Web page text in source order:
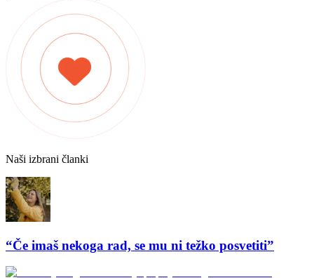
Naši izbrani članki
“Če imaš nekoga rad, se mu ni težko posvetiti”